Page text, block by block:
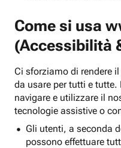
Come si usa
(Accessibilità
Ci sforziamo di rendere
da usare per tutti e
navigare e utilizzare il
tecnologie assistive o
Gli utenti, a seconda
possono effettuare